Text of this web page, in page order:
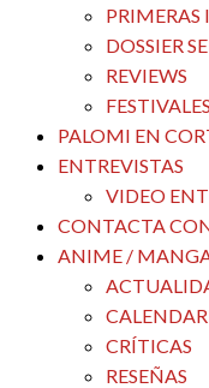
PRIMERAS
DOSSIER
REVIEWS
PALOMI EN
ENTREVISTAS
VIDEO
CONTACTA
ANIME /
CRÍTICAS
RESEÑAS